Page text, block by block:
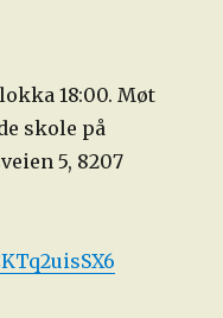
18:00. Møt
skole på
5, 8207